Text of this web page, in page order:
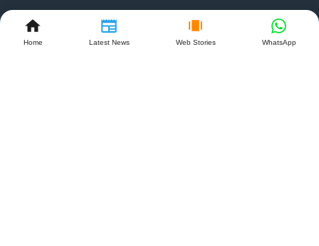
Home Latest News Web Stories WhatsApp
Follow Us On